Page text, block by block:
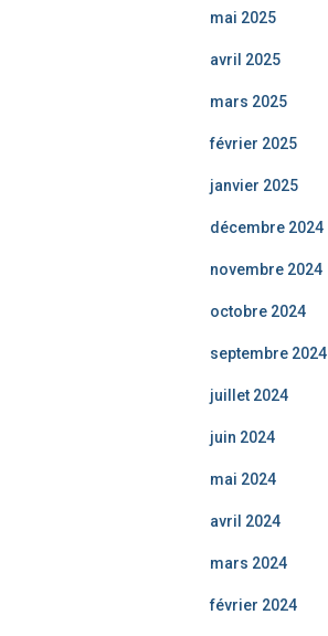
mai 2025
avril 2025
mars 2025
février 2025
janvier 2025
décembre 2024
novembre 2024
octobre 2024
septembre 2024
juillet 2024
juin 2024
mai 2024
avril 2024
mars 2024
février 2024